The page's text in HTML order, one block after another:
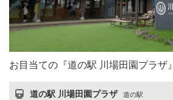
お目当ての『道の駅 川場田園プラザ』
道の駅 川場田園プラザ 道の駅